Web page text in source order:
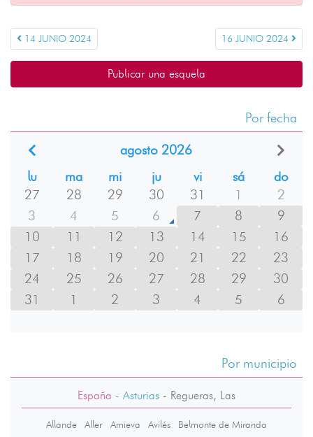
14 JUNIO 2024 16 JUNIO 2024
Publicar una esquela
Por fecha
agosto 2026
lu
ma mi ju vi sá
do
27
28 29 30 31 1
2
3
4 5 6 7 8
9
10
11 12 13 14 15
16
17
18 19 20 21 22
23
24
25 26 27 28 29
30
31
1 2 3 4 5 6
Por municipio
España - Asturias - Regueras, Las
Allande Aller Amieva Avilés
Belmonte de Miranda